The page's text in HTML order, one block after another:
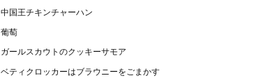
中国王チキンチャーハン
葡萄
ガールスカウトのクッキーサモア
ベティクロッカーはブラウニーをごまかす